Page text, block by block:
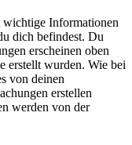
wichtige Informationen
dich befindest. Du
erscheinen oben
erstellt wurden. Wie bei
von deinen
erstellen
werden von der